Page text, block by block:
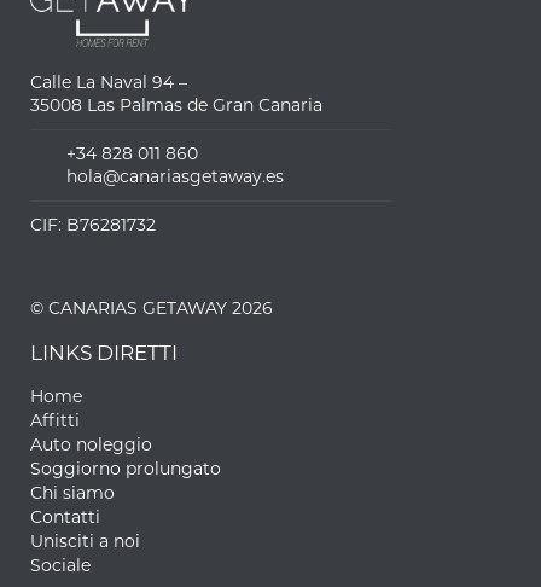
Calle La Naval 94 –
35008 Las Palmas de Gran Canaria
+34 828 011 860
hola@canariasgetaway.es
CIF: B76281732
© CANARIAS GETAWAY 2026
LINKS DIRETTI
Home
Affitti
Auto noleggio
Soggiorno prolungato
Chi siamo
Contatti
Unisciti a noi
Sociale